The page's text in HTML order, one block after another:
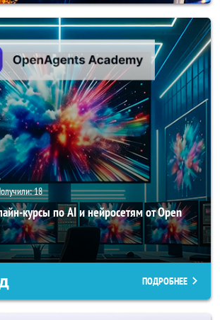
18
курсы по AI и нейросетям от Open
ПОДРОБНЕЕ